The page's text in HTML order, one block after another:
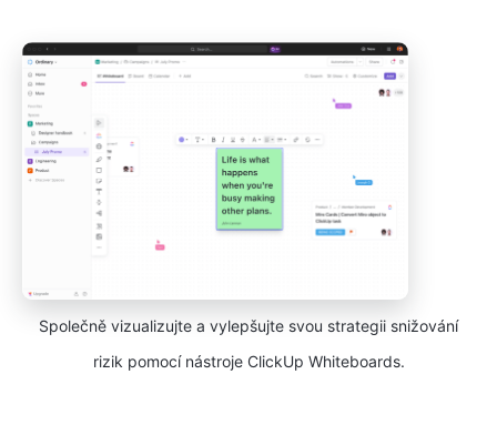
Společně vizualizujte a vylepšujte svou strategii snižování
rizik pomocí nástroje ClickUp Whiteboards.